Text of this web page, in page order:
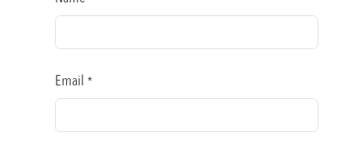
Email *